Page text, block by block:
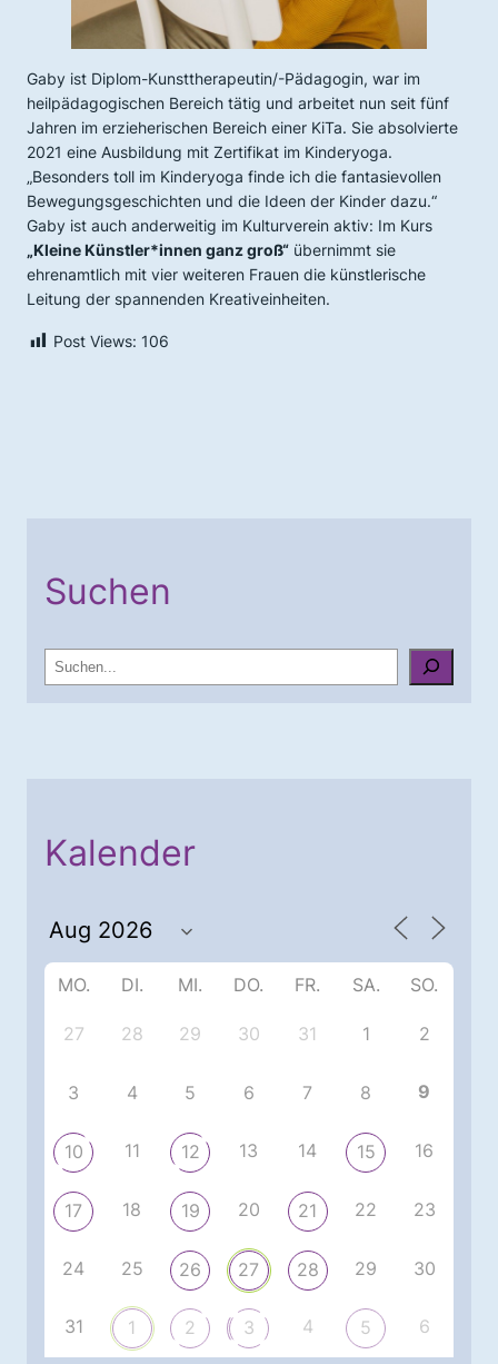
Gaby ist Diplom-Kunsttherapeutin/-Pädagogin, war im
heilpädagogischen Bereich tätig und arbeitet nun seit fünf
Jahren im erzieherischen Bereich einer KiTa. Sie absolvierte
2021 eine Ausbildung mit Zertifikat im Kinderyoga.
„Besonders toll im Kinderyoga finde ich die fantasievollen
Bewegungsgeschichten und die Ideen der Kinder dazu.“
Gaby ist auch anderweitig im Kulturverein aktiv: Im Kurs
„Kleine Künstler*innen ganz groß“ übernimmt sie
ehrenamtlich mit vier weiteren Frauen die künstlerische
Leitung der spannenden Kreativeinheiten.
Post Views: 106
Suchen
u
Kalender
MO. DI. MI. DO. FR. SA. SO.
27 28 29 30 31 1 2
3 4 5 6 7 8 9
10 11 12 13 14 15 16
17 18 19 20 21 22 23
24 25 26 27 28 29 30
31 1 2 3 4 5 6